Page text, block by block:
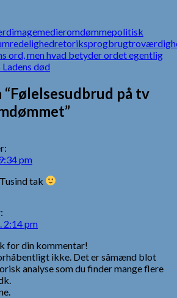
imagemedieromdømmepolitisk
redelighedretoriksprogbrug
ord, men hvad betyder ordet egentlig
død
på tv
pm
tak
2:14 pm
for din kommentar!
ikke. Det er såmænd blot
analyse som du finder mange flere